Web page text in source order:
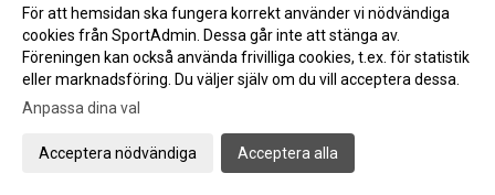
Nya spännande matcher i helgen 2020-05-07 18:17
Anmälan FC Bellevue FotbollsCamp 15-18 juni 2020-05-07 18:00
P2010 fortsätter sin utvecklingsresa 2020-05-03 23:04
P2007: Imponerande comeback mot Gislöv P15
F2011: Spelglädje mot Linero IF och hattrick av Nia
För att hemsidan ska fungera korrekt använder vi nödvändiga
cookies från SportAdmin. Dessa går inte att stänga av.
Föreningen kan också använda frivilliga cookies, t.ex. för statistik
eller marknadsföring. Du väljer själv om du vill acceptera dessa.
Anpassa dina val
Acceptera nödvändiga Acceptera alla